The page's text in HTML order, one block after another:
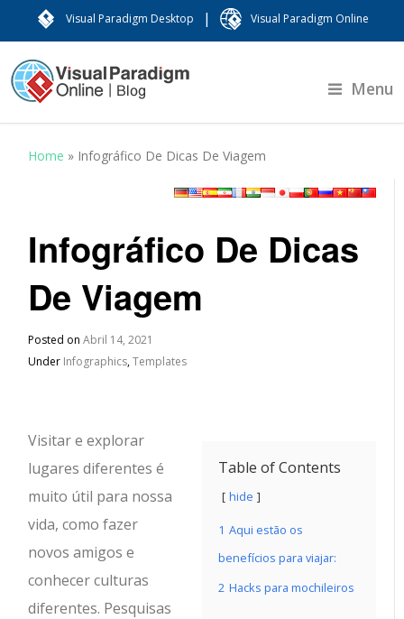
Visual Paradigm Desktop | Visual Paradigm Online
Menu
Home » Infográfico De Dicas De Viagem
Infográfico De Dicas
De Viagem
Posted onAbril 14, 2021
Under Infographics,Templates
Table of Contents
hide
1 Aqui estão os
benefícios para viajar:
2 Hacks para mochileiros
Visitar e explorar
lugares diferentes é
muito útil para nossa
vida, como fazer
novos amigos e
conhecer culturas
diferentes. Pesquisas